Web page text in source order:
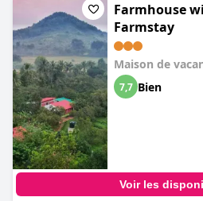
Farmhouse
Farmstay
Maison de
7,7 Bien
Voir les